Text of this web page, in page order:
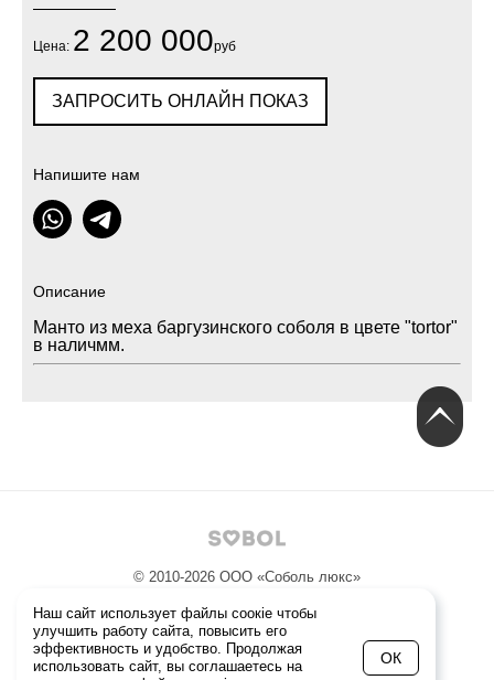
Цена: 2 200 000руб
ЗАПРОСИТЬ ОНЛАЙН ПОКАЗ
Напишите нам
Описание
Манто из меха баргузинского соболя в цвете "tortor"
в наличмм.
© 2010-2026 ООО «Соболь люкс»
Политика конфиденциальности
+7 (495) 229-20-21
Ежедневно с 10 до 22
Наш сайт использует файлы соокіе чтобы
улучшить работу сайта, повысить его
эффективность и удобство. Продолжая
использовать сайт, вы соглашаетесь на
ОК